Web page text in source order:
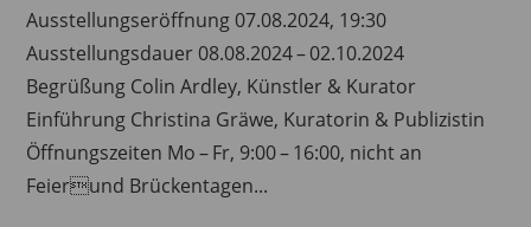
Ausstellungseröffnung 07.08.2024, 19:30
Ausstellungsdauer 08.08.2024 – 02.10.2024
Begrüßung Colin Ardley, Künstler & Kurator
Einführung Christina Gräwe, Kuratorin & Publizistin
Öffnungszeiten Mo – Fr, 9:00 – 16:00, nicht an
Feierund Brückentagen...